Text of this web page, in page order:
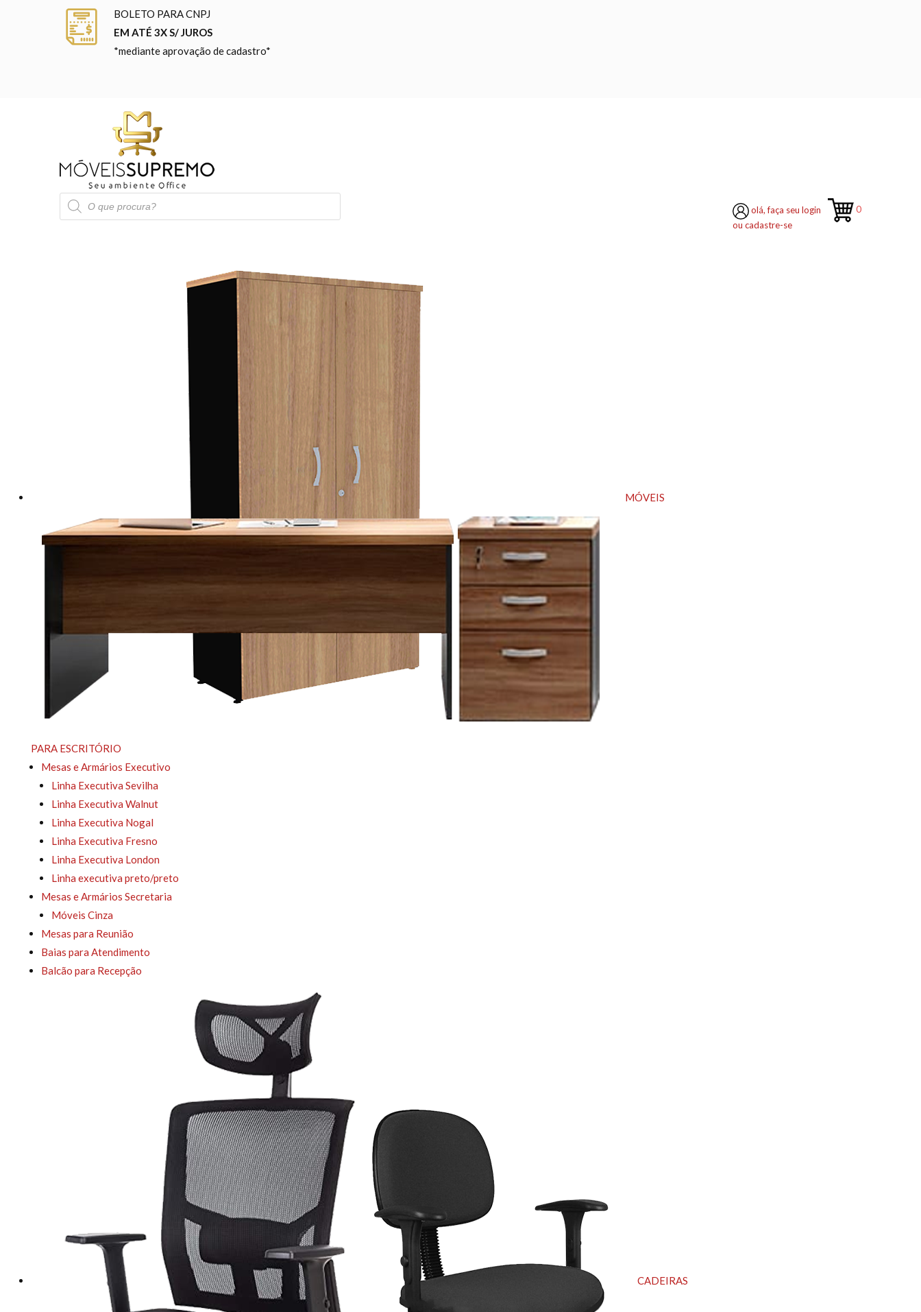
BOLETO PARA CNPJ
EM ATÉ 3X S/ JUROS
*mediante aprovação de cadastro*
Pesquisar
produtos
0
olá, faça seu login
ou cadastre-se
MÓVEIS
PARA ESCRITÓRIO
Mesas e Armários Executivo
Linha Executiva Sevilha
Linha Executiva Walnut
Linha Executiva Nogal
Linha Executiva Fresno
Linha Executiva London
Linha executiva preto/preto
Mesas e Armários Secretaria
Móveis Cinza
Mesas para Reunião
Baias para Atendimento
Balcão para Recepção
CADEIRAS